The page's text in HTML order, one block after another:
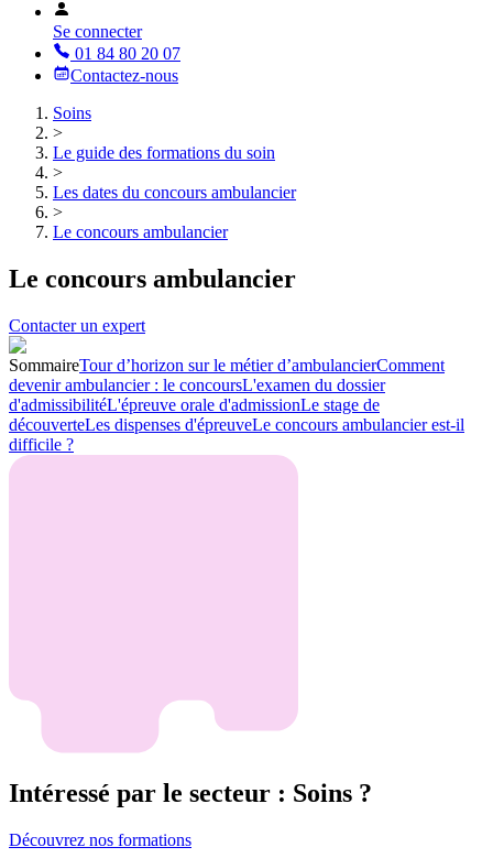
Se connecter
01 84 80 20 07
Contactez-nous
Soins
>
Le guide des formations du soin
>
Les dates du concours ambulancier
>
Le concours ambulancier
Le concours ambulancier
Contacter un expert
SommaireTour d’horizon sur le métier d’ambulancierComment
devenir ambulancier : le concoursL'examen du dossier
d'admissibilitéL'épreuve orale d'admissionLe stage de
découverteLes dispenses d'épreuveLe concours ambulancier est-il
difficile ?
Intéressé par le secteur : Soins ?
Découvrez nos formations